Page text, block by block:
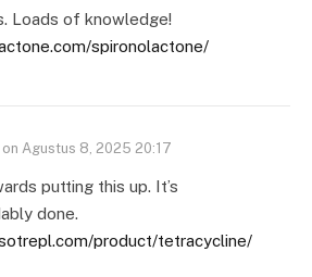
Loads of knowledge!
spironolactone/
on Agustus 8, 2025 20:17
putting this up. It’s
done.
product/tetracycline/